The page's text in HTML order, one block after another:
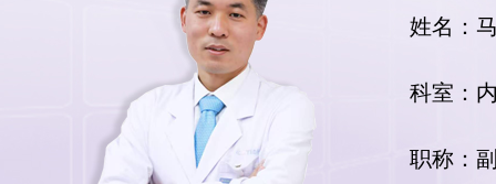
姓名：
科室：
职称：